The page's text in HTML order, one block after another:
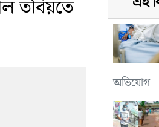
তবিয়তে
অভিযোগ